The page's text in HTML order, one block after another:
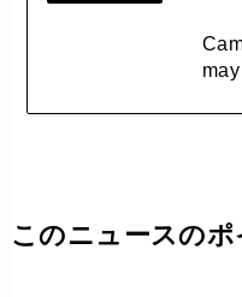
このニュースのポ